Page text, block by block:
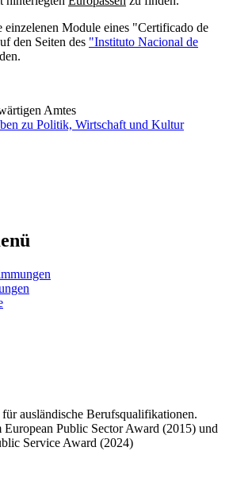
einzelenen Module eines "Certificado de
den Seiten des "Instituto Nacional de
Amtes
zu Politik, Wirtschaft und Kultur
ausländische Berufsqualifikationen.
European Public Sector Award (2015) und
Service Award (2024)